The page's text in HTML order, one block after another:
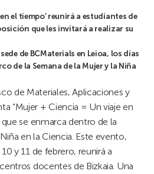
el tiempo’ reunirá a estudiantes de
que les invitará a realizar su
de BCMaterials en Leioa, los días
de la Semana de la Mujer y la Niña
de Materiales, Aplicaciones y
“Mujer + Ciencia = Un viaje en
se enmarca dentro de la
en la Ciencia. Este evento,
y 11 de febrero, reunirá a
docentes de Bizkaia. Una